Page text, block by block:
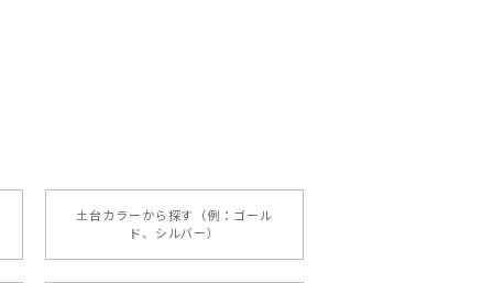
土台カラーから探す（例：ゴール
ド、シルバー）